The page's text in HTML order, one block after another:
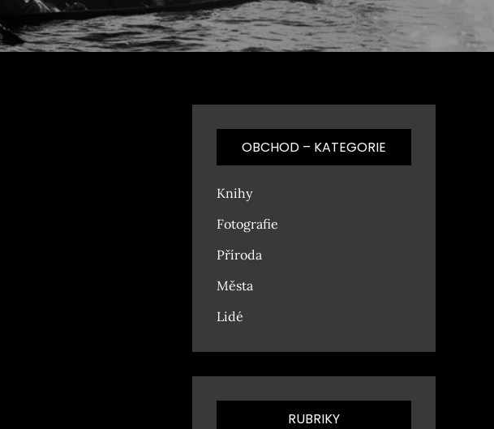
OBCHOD – KATEGORIE
Knihy
Fotografie
Příroda
Města
Lidé
RUBRIKY